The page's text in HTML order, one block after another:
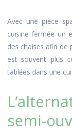
Avec une pièce
cuisine fermée un
des chaises afin de
est souvent plus
tablées dans une
semi-